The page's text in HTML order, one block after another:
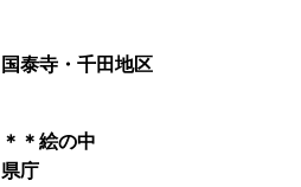
国泰寺・千田地区
＊＊絵の中
県庁